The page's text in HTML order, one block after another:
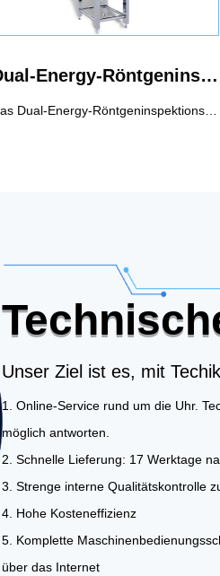
Dual-Energy-Röntgeninspektionssystem für Restknochen in der Lebensmittelindustrie
Das Dual-Energy-Röntgeninspektionssystem für Restknochen von Techik ist eine hochmoderne Lösung für die Lebensmittelindustrie und gewährleistet höchste Standards der Lebensmittelsicherheit und Qualitätskontrolle. Aufgrund seiner Hochenergie- und Niedrigenergietechnologien kann es die Inspektion von Produkten mit geringer Dichte durchführen und eine bessere Inspektionsleistung für überlappende und unebene Produkte erzielen, was mit früheren Röntgeninspektionstechnologien nicht möglich ist.Es kann Restknochen in Huhn, Schwein, Lamm, Rind usw. erkennen und aussortieren.
Unser Ziel ist es, mit
1. Online-Service rund um die Uhr.
möglich antworten.
2. Schnelle Lieferung: 17 Werktage
3. Strenge interne Qualitätskontrolle
4. Hohe Kosteneffizienz
5. Komplette
über das Internet